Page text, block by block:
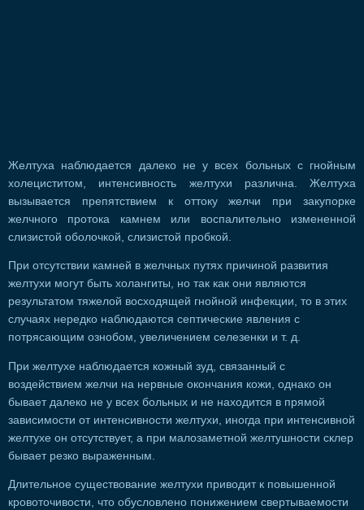
Желтуха наблюдается далеко не у всех больных с гнойным
холециститом, интенсивность желтухи различна. Желтуха
вызывается препятствием к оттоку желчи при закупорке
желчного протока камнем или воспалительно измененной
слизистой оболочкой, слизистой пробкой.
При отсутствии камней в желчных путях причиной развития
желтухи могут быть холангиты, но так как они являются
результатом тяжелой восходящей гнойной инфекции, то в этих
случаях нередко наблюдаются септические явления с
потрясающим ознобом, увеличением селезенки и т. д.
При желтухе наблюдается кожный зуд, связанный с
воздействием желчи на нервные окончания кожи, однако он
бывает далеко не у всех больных и не находится в прямой
зависимости от интенсивности желтухи, иногда при интенсивной
желтухе он отсутствует, а при малозаметной желтушности склер
бывает резко выраженным.
Длительное существование желтухи приводит к повышенной
кровоточивости, что обусловлено понижением свертываемости